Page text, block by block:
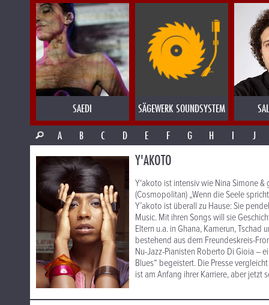
SAEDI SÄGEWERK SOUNDSYSTEM
A
B C D E F G H I J
Y'AKOTO
Y‘akoto ist intensiv wie Nina Simone
(Cosmopolitan) „Wenn die Seele
Y’akoto ist überall zu Hause: Sie
Music. Mit ihren Songs will sie
Eltern u.a. in Ghana, Kamerun,
bestehend aus dem Freundeskreis-
Nu-Jazz-Pianisten Roberto Di Gioia –
Blues“ begeistert. Die Presse
ist am Anfang ihrer Karriere, aber jetzt